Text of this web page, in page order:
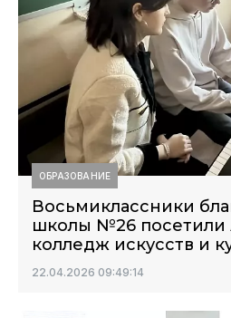
ОБРАЗОВАНИЕ
Восьмиклассники
школы №26 посетили
колледж искусств и
22.04.2026 09:49:14